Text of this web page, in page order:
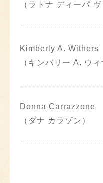
（ラトナ ディーパ ヴ
Kimberly A. Withers
（キンバリー A. ウィ
Donna Carrazzone
（ダナ カラゾン）